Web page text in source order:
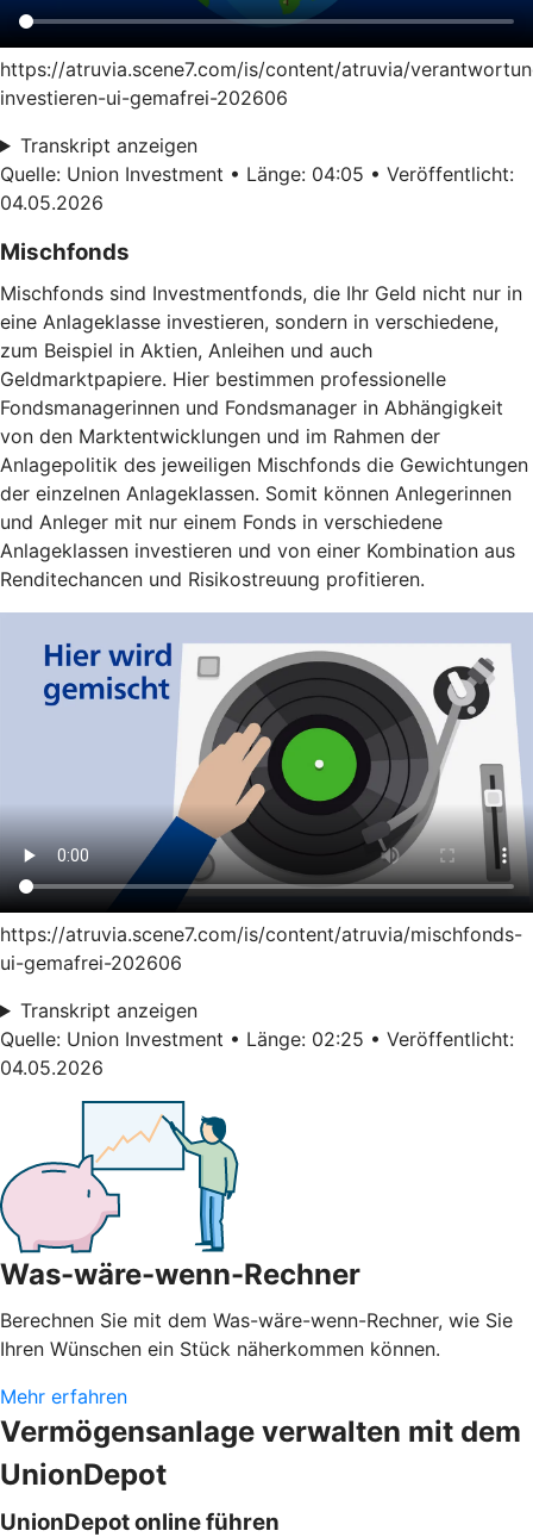
https://atruvia.scene7.com/is/content/atruvia/
investieren-ui-gemafrei-202606
Transkript anzeigen
Quelle: Union Investment • Länge: 04:05 • Veröffentlicht:
04.05.2026
Mischfonds
Mischfonds sind Investmentfonds, die Ihr Geld nicht nur in
eine Anlageklasse investieren, sondern in verschiedene,
zum Beispiel in Aktien, Anleihen und auch
Geldmarktpapiere. Hier bestimmen professionelle
Fondsmanagerinnen und Fondsmanager in Abhängigkeit
von den Marktentwicklungen und im Rahmen der
Anlagepolitik des jeweiligen Mischfonds die Gewichtungen
der einzelnen Anlageklassen. Somit können Anlegerinnen
und Anleger mit nur einem Fonds in verschiedene
Anlageklassen investieren und von einer Kombination aus
Renditechancen und Risikostreuung profitieren.
https://atruvia.scene7.com/is/content/atruvia/mischfonds-
ui-gemafrei-202606
Transkript anzeigen
Quelle: Union Investment • Länge: 02:25 • Veröffentlicht:
04.05.2026
Was-wäre-wenn-Rechner
Berechnen Sie mit dem Was-wäre-wenn-Rechner, wie Sie
Ihren Wünschen ein Stück näherkommen können.
Mehr erfahren
Vermögensanlage verwalten mit dem
UnionDepot
UnionDepot online führen